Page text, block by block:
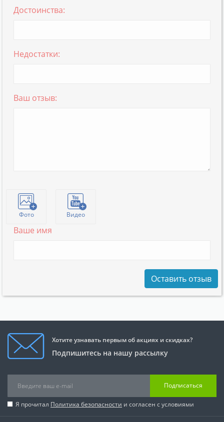
Достоинства:
Недостатки:
Ваш отзыв:
Фото Видео
Ваше имя
Оставить отзыв
Хотите узнавать первым об акциях и скидках?
Подпишитесь на нашу рассылку
Подписаться
Я прочитал Политика безопасности и согласен с условиями